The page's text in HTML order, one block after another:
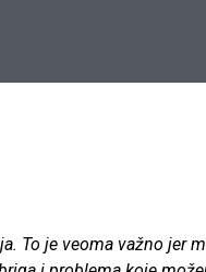
To je veoma važno jer